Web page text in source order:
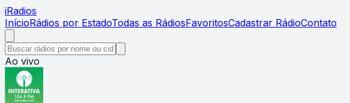
iRadios
InícioRádios por EstadoTodas as RádiosFavoritosCadastrar RádioContato
Ao vivo